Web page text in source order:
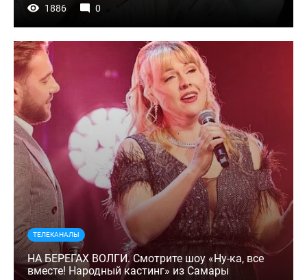
1886 0
ТЕЛЕКАНАЛЫ
НА БЕРЕГАХ ВОЛГИ. Смотрите шоу «Ну-ка, все
вместе! Народный кастинг» из Самары